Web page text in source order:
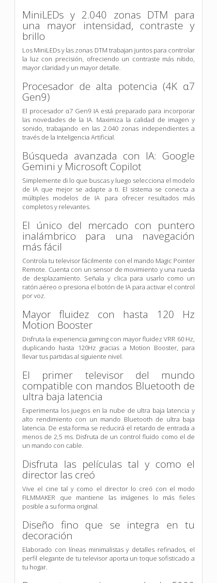
MiniLEDs y 2.040 zonas DTM para
una mayor intensidad, contraste y
brillo
Los MiniLEDs y las zonas DTM trabajan juntos para controlar
la luz con precisión, ofreciendo un contraste más nítido,
mayor claridad y un mayor detalle.
Procesador de alta potencia (4K α7
Gen9)
El procesador α7 Gen9 IA está preparado para incorporar
las novedades de la IA. Maximiza la calidad de imagen y
sonido, trabajando en las 2.040 zonas independientes a
través de la Inteligencia Artificial.
Búsqueda avanzada con IA: Google
Gemini y Microsoft Copilot
Simplemente di lo que buscas y luego selecciona el modelo
de IA que mejor se adapte a ti. El sistema se conecta a
múltiples modelos de IA para ofrecer resultados más
completos y relevantes.
El único del mercado con puntero
inalámbrico para una navegación
más fácil
Controla tu televisor fácilmente con el mando Magic Pointer
Remote. Cuenta con un sensor de movimiento y una rueda
de desplazamiento. Señala y clica para usarlo como un
ratón aéreo o presiona el botón de IA para activar el control
por voz.
Mayor fluidez con hasta 120 Hz
Motion Booster
Disfruta la experiencia gaming con mayor fluidez VRR 60 Hz,
duplicando hasta 120Hz gracias a Motion Booster, para
llevar tus partidas al siguiente nivel.
El primer televisor del mundo
compatible con mandos Bluetooth de
ultra baja latencia
Experimenta los juegos en la nube de ultra baja latencia y
alto rendimiento con un mando Bluetooth de ultra baja
latencia. De esta forma se reducirá el retardo de entrada a
menos de 2,5 ms. Disfruta de un control fluido como el de
un mando con cable.
Disfruta las películas tal y como el
director las creó
Vive el cine tal y como el director lo creó con el modo
FILMMAKER que mantiene las imágenes lo más fieles
posible a su forma original.
Diseño fino que se integra en tu
decoración
Elaborado con líneas minimalistas y detalles refinados, el
perfil elegante de tu televisor aporta un toque sofisticado a
tu hogar.